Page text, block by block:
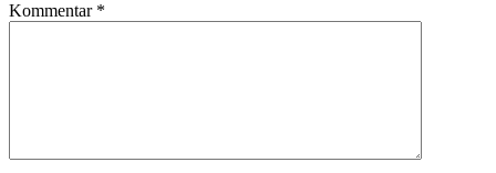
Kommentar *